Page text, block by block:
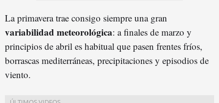
La primavera trae consigo siempre una gran
variabilidad meteorológica: a finales de marzo y
principios de abril es habitual que pasen frentes fríos,
borrascas mediterráneas, precipitaciones y episodios de
viento.